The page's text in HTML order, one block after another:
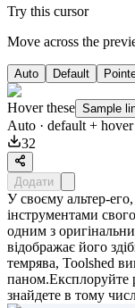
Try this cursor
Move across the
Auto Default
Hover these Sample
Auto · default + hover
32
Додати
У своєму альтер-
інструментами
одним з
відображає його
темрява, Toolshed
паном.Експлоруйте
знайдете в тому